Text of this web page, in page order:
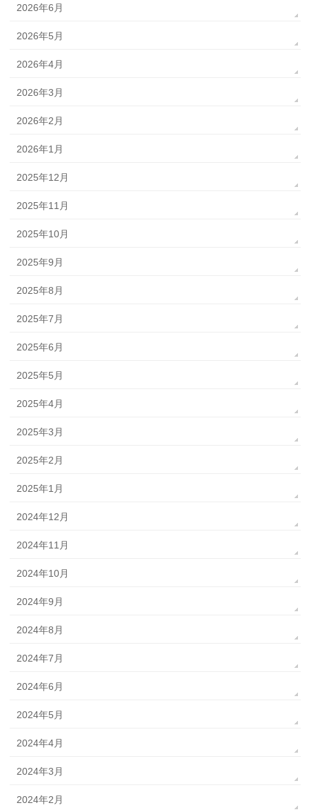
2026年6月
2026年5月
2026年4月
2026年3月
2026年2月
2026年1月
2025年12月
2025年11月
2025年10月
2025年9月
2025年8月
2025年7月
2025年6月
2025年5月
2025年4月
2025年3月
2025年2月
2025年1月
2024年12月
2024年11月
2024年10月
2024年9月
2024年8月
2024年7月
2024年6月
2024年5月
2024年4月
2024年3月
2024年2月